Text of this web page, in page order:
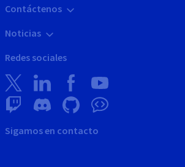
Contáctenos
Noticias
Redes sociales
Sigamos en contacto